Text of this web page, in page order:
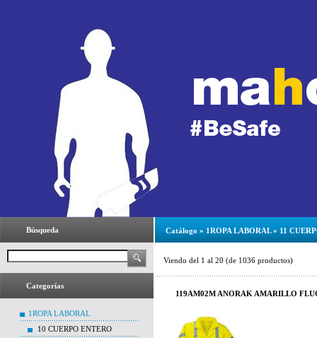
Búsqueda
Categorías
1ROPA LABORAL
10 CUERPO ENTERO
Catálogo » 1ROPA LABORAL» 11
Viendo del 1 al 20 (de 1036 productos)
119AM02M ANORAK AMARILLO